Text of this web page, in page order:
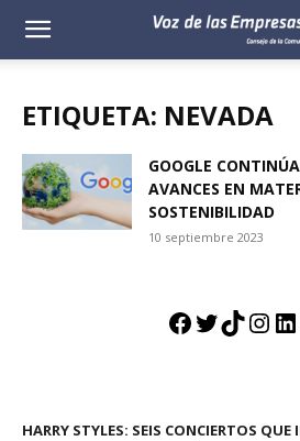
Voz
Empresas
ETIQUETA: NEVADA
GOOGLE
AVANCES EN
SOSTENIBILIDAD
10 septiembre 2023
Facebook
Twitter
HARRY STYLES: SEIS CONCIERTOS